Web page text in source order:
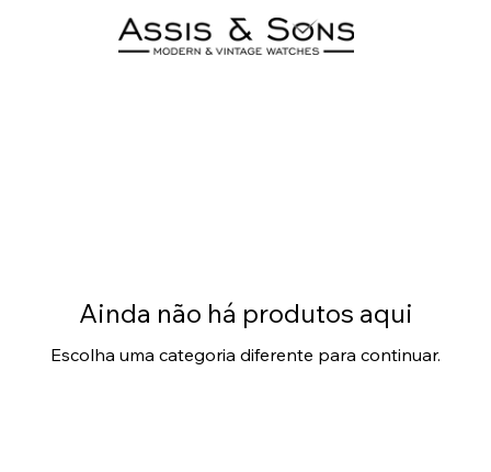
Ainda não há produtos aqui
Escolha uma categoria diferente para continuar.